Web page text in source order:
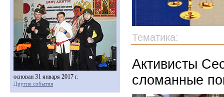
Тематика:
Активисты
сломанные
основан 31 января 2017 г.
Другие события